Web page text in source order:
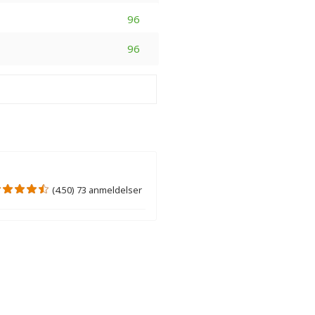
96
96
(4.50) 73 anmeldelser